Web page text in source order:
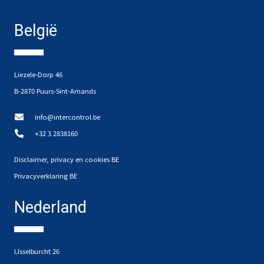
België
Liezele-Dorp 46
B-2870 Puurs-Sint-Amands
info@intercontrol.be
+32 3 2838160
Disclaimer, privacy en cookies BE
Privacyverklaring BE
Nederland
IJsselburcht 26